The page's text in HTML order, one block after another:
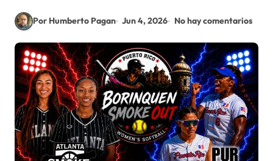
Por Humberto Pagan Jun 4, 2026 No hay comentarios